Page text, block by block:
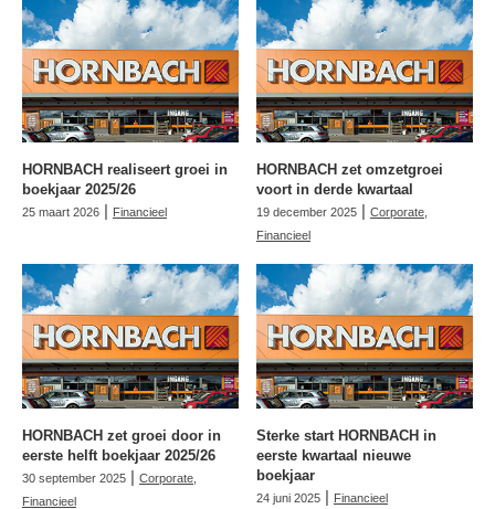
HORNBACH realiseert groei in
boekjaar 2025/26
25 maart 2026 | Financieel
HORNBACH zet omzetgroei
voort in derde kwartaal
19 december 2025 | Corporate
Financieel
HORNBACH zet groei door in
eerste helft boekjaar 2025/26
30 september 2025 | Corporate
Financieel
Sterke start HORNBACH in
eerste kwartaal nieuwe
boekjaar
24 juni 2025 | Financieel